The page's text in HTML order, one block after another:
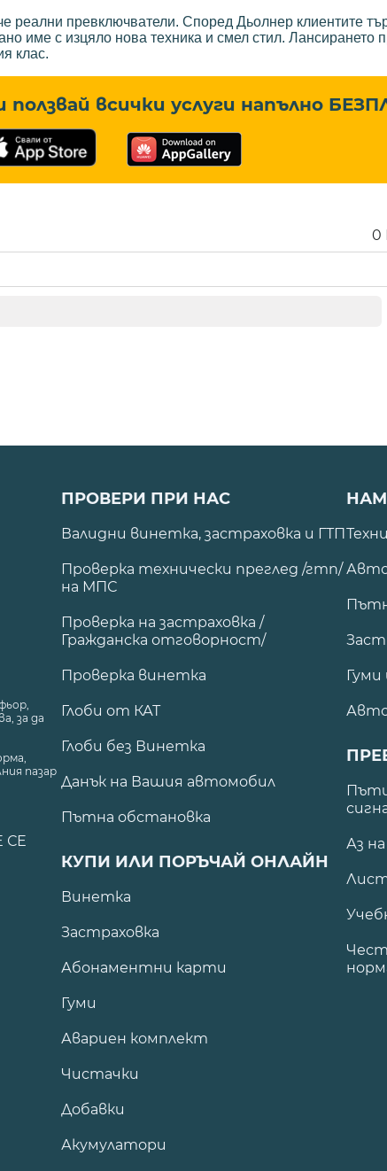
реални превключватели. Според Дьолнер клиентите
име с изцяло нова техника и смел стил. Лансирането
клас.
всички услуги напълно
0
за да
пазар
СЕ
ПРОВЕРИ ПРИ НАС
Валидни винетка, застраховка и ГТП
Проверка технически преглед /гтп/
на МПС
Проверка на застраховка /
Гражданска отговорност/
Проверка винетка
Глоби от КАТ
Глоби без Винетка
Данък на Вашия автомобил
Пътна обстановка
КУПИ ИЛИ ПОРЪЧАЙ ОНЛАЙН
Винетка
Застраховка
Абонаментни карти
Гуми
Авариен комплект
Чистачки
Добавки
Акумулатори
Аз